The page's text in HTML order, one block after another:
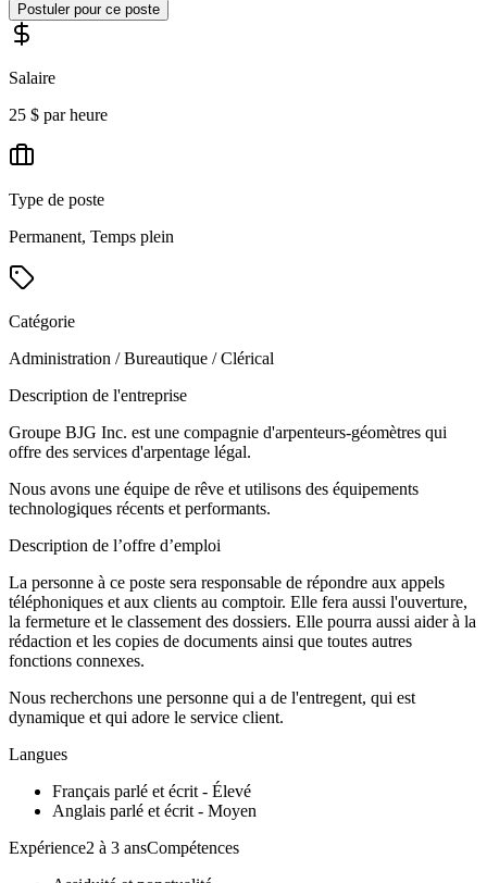
Postuler pour ce poste
Salaire
25 $ par heure
Type de poste
Permanent, Temps plein
Catégorie
Administration / Bureautique / Clérical
Description de l'entreprise
Groupe BJG Inc. est une compagnie d'arpenteurs-géomètres qui
offre des services d'arpentage légal.
Nous avons une équipe de rêve et utilisons des équipements
technologiques récents et performants.
Description de l’offre d’emploi
La personne à ce poste sera responsable de répondre aux appels
téléphoniques et aux clients au comptoir. Elle fera aussi l'ouverture,
la fermeture et le classement des dossiers. Elle pourra aussi aider à la
rédaction et les copies de documents ainsi que toutes autres
fonctions connexes.
Nous recherchons une personne qui a de l'entregent, qui est
dynamique et qui adore le service client.
Langues
Français parlé et écrit - Élevé
Anglais parlé et écrit - Moyen
Expérience2 à 3 ansCompétences